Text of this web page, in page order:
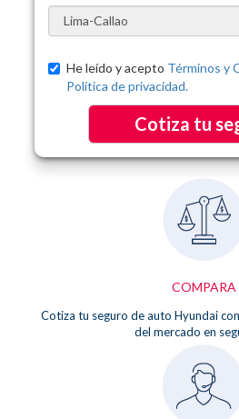
He leído y acepto Términos y
Política de privacidad.
Cotiza tu
COMPARA
Cotiza tu seguro de auto Hyundai
del mercado en